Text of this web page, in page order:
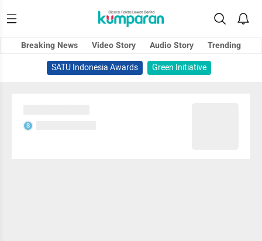
Breaking News Video Story Audio Story
Trending
SATU Indonesia Awards
Green Initiative
S